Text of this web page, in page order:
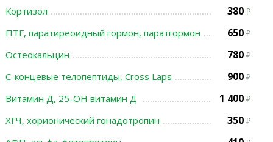
Кортизол 380
ПТГ, паратиреоидный гормон, паратгормон 650
Остеокальцин 780
С-концевые телопептиды, Cross Laps 900
Витамин Д, 25-ОН витамин Д 1 400
ХГЧ, хорионический гонадотропин 350